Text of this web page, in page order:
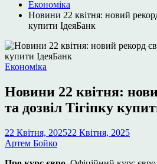
Економіка
Новини 22 квітня: новий
купити ІдеяБанк
Опублікувати
Економіка
Новини 22 квітня:
та дозвіл Тігіпку
22 Квітня, 202522 Квітня, 2025
Артем Бойко